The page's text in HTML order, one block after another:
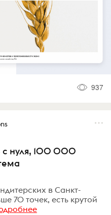
937
нуля, 100 000
в Санкт-
70 точек, есть крутой